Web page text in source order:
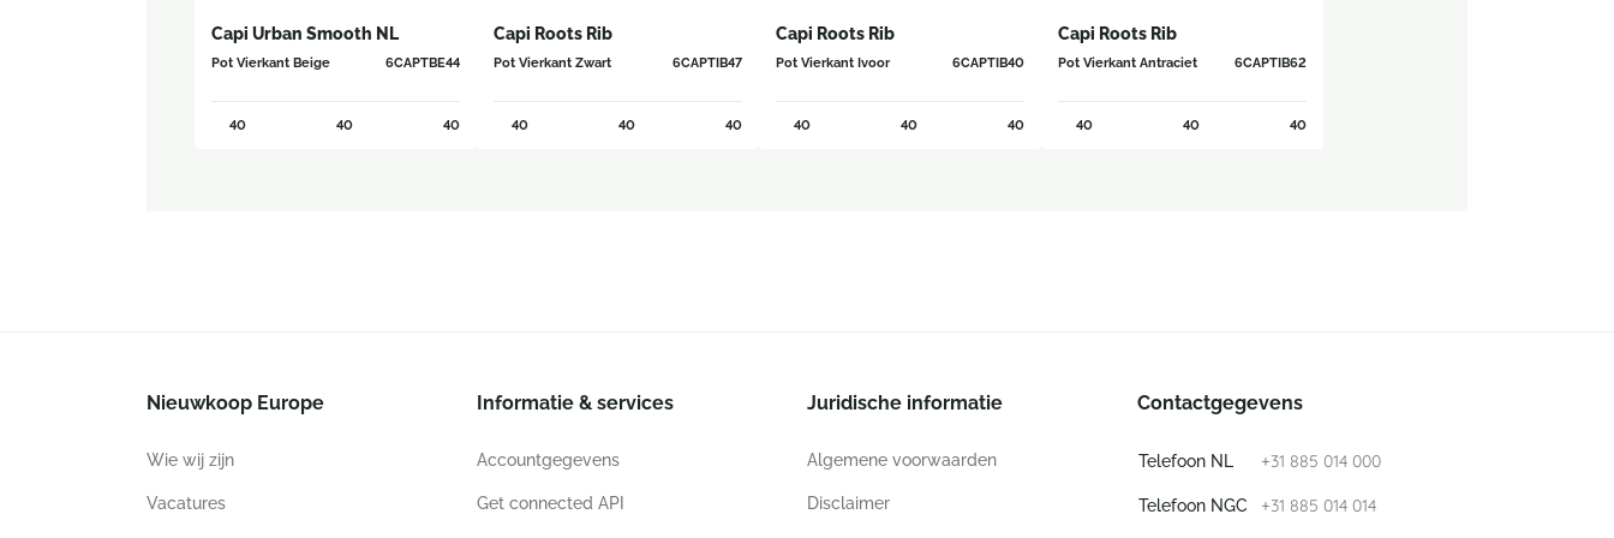
Capi Urban Smooth NL
Pot Vierkant Beige 6CAPTBE44
40 40 40
Capi Roots Rib
Pot Vierkant Zwart 6CAPTIB47
40 40 40
Capi Roots Rib
Pot Vierkant Ivoor 6CAPTIB40
40 40 40
Capi Roots Rib
Pot Vierkant Antraciet 6CAPTIB62
40 40 40
Nieuwkoop Europe
Wie wij zijn
Vacatures
Informatie & services
Accountgegevens
Get connected API
Juridische informatie
Algemene voorwaarden
Disclaimer
Contactgegevens
Telefoon NL +31 885 014 000
Telefoon NGC +31 885 014 014